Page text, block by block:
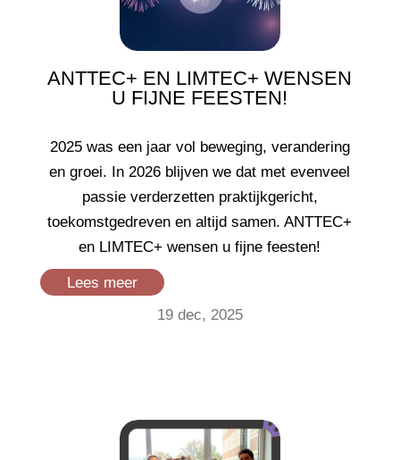
ANTTEC+ EN LIMTEC+ WENSEN
U FIJNE FEESTEN!
19 dec, 2025
2025 was een jaar vol beweging, verandering
en groei. In 2026 blijven we dat met evenveel
passie verderzetten praktijkgericht,
toekomstgedreven en altijd samen. ANTTEC+
en LIMTEC+ wensen u fijne feesten!
Lees meer